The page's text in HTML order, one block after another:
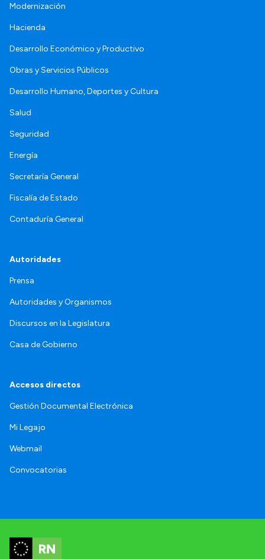
Modernización
Hacienda
Desarrollo Económico y Productivo
Obras y Servicios Públicos
Desarrollo Humano, Deportes y Cultura
Salud
Seguridad
Energía
Secretaría General
Fiscalía de Estado
Contaduría General
Autoridades
Prensa
Autoridades y Organismos
Discursos en la Legislatura
Casa de Gobierno
Accesos directos
Gestión Documental Electrónica
Mi Legajo
Webmail
Convocatorias